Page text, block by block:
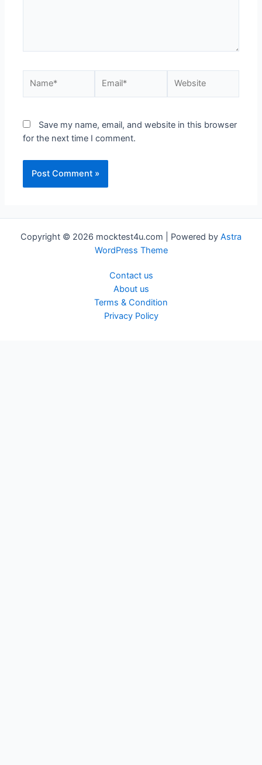
Save my name, email, and website in this browser
for the next time I comment.
Copyright © 2026 mocktest4u.com | Powered by Astra
WordPress Theme
Contact us
About us
Terms & Condition
Privacy Policy